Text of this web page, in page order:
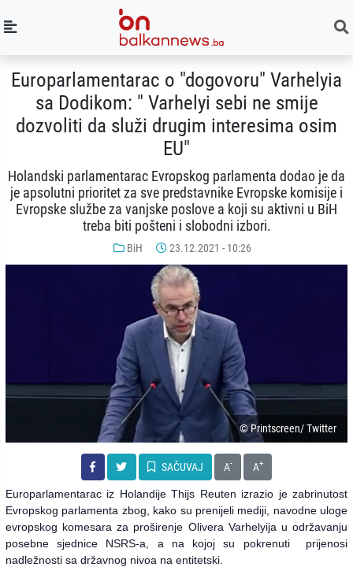
Europarlamentarac o "dogovoru" Varhelyia
sa Dodikom: " Varhelyi sebi ne smije
dozvoliti da služi drugim interesima osim
EU"
Holandski parlamentarac Evropskog parlamenta dodao je da
je apsolutni prioritet za sve predstavnike Evropske komisije i
Evropske službe za vanjske poslove a koji su aktivni u BiH
treba biti pošteni i slobodni izbori.
BiH 23.12.2021 - 10:26
© Printscreen/ Twitter
SAČUVAJ A- A+
Europarlamentarac iz Holandije Thijs Reuten izrazio je zabrinutost
Evropskog parlamenta zbog, kako su prenijeli mediji, navodne uloge
evropskog komesara za proširenje Olivera Varhelyija u održavanju
posebne sjednice NSRS-a, a na kojoj su pokrenuti prijenosi
nadležnosti sa državnog nivoa na entitetski.